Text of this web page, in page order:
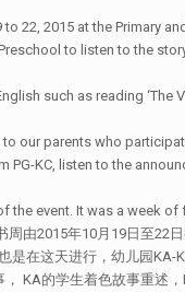
22, 2015 at the Primary
to listen to the
such as reading ‘The
our parents who
KC, listen to the
the event. It was a week
周由2015年10月19日至22
在这天进行，幼儿园KA-
KA的学生着色故事重述，